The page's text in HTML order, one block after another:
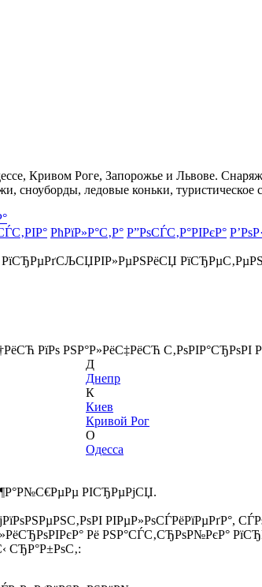
Кривом Роге, Запорожье и Львове.
сноуборды, ледовые коньки,
РћРїР»Р°С‚Р° Р”РѕСЃС‚Р°РІРєР°
РїРѕ РЅР°Р»РёС‡РёСЋ С‚РѕРІР°СЂРѕРІ
Д
Днепр
К
Киев
Кривой Рог
О
Одесса
РІСЂРµРјСЏ.
Рё РЅР°СЃС‚СЂРѕР№РєР°
СЂР°Р±РѕС‚: